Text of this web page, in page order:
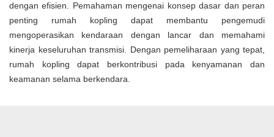
dengan efisien. Pemahaman mengenai konsep dasar dan peran
penting rumah kopling dapat membantu pengemudi
mengoperasikan kendaraan dengan lancar dan memahami
kinerja keseluruhan transmisi. Dengan pemeliharaan yang tepat,
rumah kopling dapat berkontribusi pada kenyamanan dan
keamanan selama berkendara.